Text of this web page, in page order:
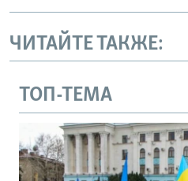
ЧИТАЙТЕ ТАКЖЕ:
ТОП-ТЕМА